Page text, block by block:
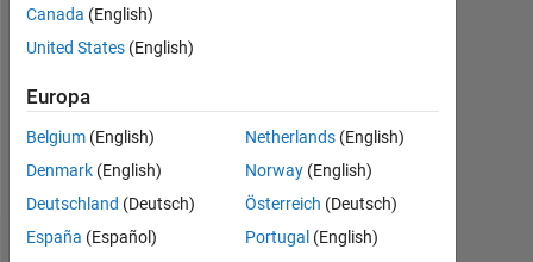
0
Canada (English)
United States (English)
Europa
Belgium (English)
Denmark (English)
Deutschland (Deutsch)
España (Español)
Netherlands (English)
Norway (English)
Österreich (Deutsch)
Portugal (English)